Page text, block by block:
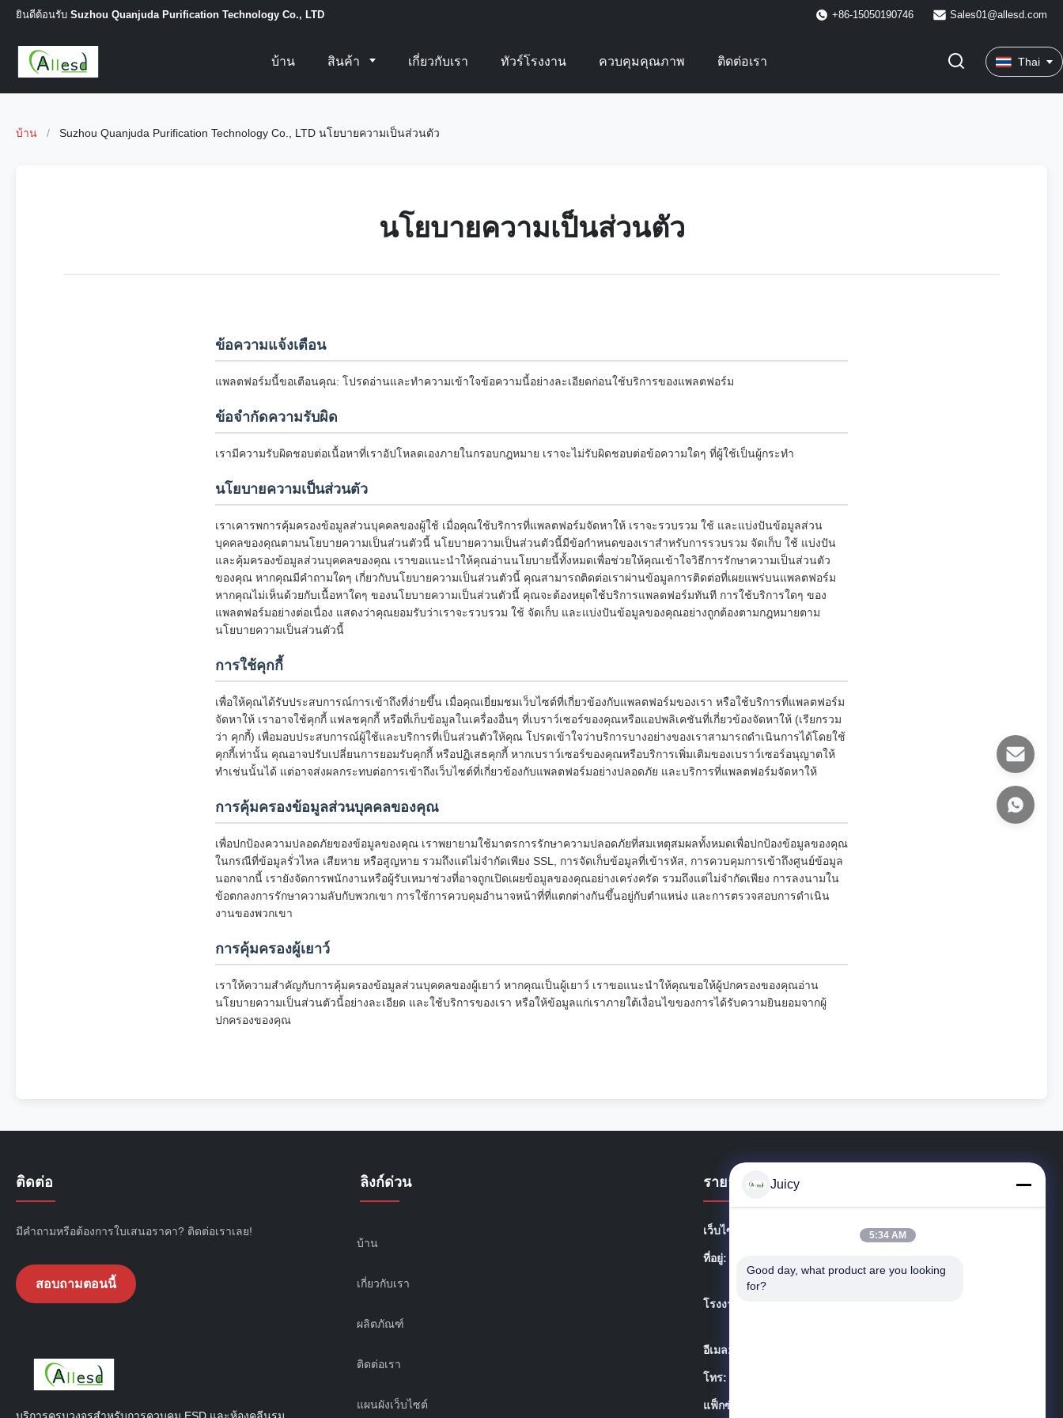
ยินดีต้อนรับ Suzhou Quanjuda Purification Technology Co., LTD +86-15050190746 Sales01@allesd.com
บ้าน สินค้า เกี่ยวกับเรา ทัวร์โรงงาน ควบคุมคุณภาพ ติดต่อเรา Thai
บ้าน / Suzhou Quanjuda Purification Technology Co., LTD นโยบายความเป็นส่วนตัว
นโยบายความเป็นส่วนตัว
ข้อความแจ้งเตือน
แพลตฟอร์มนี้ขอเตือนคุณ: โปรดอ่านและทำความเข้าใจข้อความนี้อย่างละเอียดก่อนใช้บริการของแพลตฟอร์ม
ข้อจำกัดความรับผิด
เรามีความรับผิดชอบต่อเนื้อหาที่เราอัปโหลดเองภายในกรอบกฎหมาย เราจะไม่รับผิดชอบต่อข้อความใดๆ ที่ผู้ใช้เป็นผู้กระทำ
นโยบายความเป็นส่วนตัว
เราเคารพการคุ้มครองข้อมูลส่วนบุคคลของผู้ใช้ เมื่อคุณใช้บริการที่แพลตฟอร์มจัดหาให้ เราจะรวบรวม ใช้ และแบ่งปันข้อมูลส่วน
บุคคลของคุณตามนโยบายความเป็นส่วนตัวนี้ นโยบายความเป็นส่วนตัวนี้มีข้อกำหนดของเราสำหรับการรวบรวม จัดเก็บ ใช้ แบ่งปัน
และคุ้มครองข้อมูลส่วนบุคคลของคุณ เราขอแนะนำให้คุณอ่านนโยบายนี้ทั้งหมดเพื่อช่วยให้คุณเข้าใจวิธีการรักษาความเป็นส่วนตัว
ของคุณ หากคุณมีคำถามใดๆ เกี่ยวกับนโยบายความเป็นส่วนตัวนี้ คุณสามารถติดต่อเราผ่านข้อมูลการติดต่อที่เผยแพร่บนแพลตฟอร์ม
หากคุณไม่เห็นด้วยกับเนื้อหาใดๆ ของนโยบายความเป็นส่วนตัวนี้ คุณจะต้องหยุดใช้บริการแพลตฟอร์มทันที การใช้บริการใดๆ ของ
แพลตฟอร์มอย่างต่อเนื่อง แสดงว่าคุณยอมรับว่าเราจะรวบรวม ใช้ จัดเก็บ และแบ่งปันข้อมูลของคุณอย่างถูกต้องตามกฎหมายตาม
นโยบายความเป็นส่วนตัวนี้
การใช้คุกกี้
เพื่อให้คุณได้รับประสบการณ์การเข้าถึงที่ง่ายขึ้น เมื่อคุณเยี่ยมชมเว็บไซต์ที่เกี่ยวข้องกับแพลตฟอร์มของเรา หรือใช้บริการที่แพลตฟอร์ม
จัดหาให้ เราอาจใช้คุกกี้ แฟลชคุกกี้ หรือที่เก็บข้อมูลในเครื่องอื่นๆ ที่เบราว์เซอร์ของคุณหรือแอปพลิเคชันที่เกี่ยวข้องจัดหาให้ (เรียกรวม
ว่า คุกกี้) เพื่อมอบประสบการณ์ผู้ใช้และบริการที่เป็นส่วนตัวให้คุณ โปรดเข้าใจว่าบริการบางอย่างของเราสามารถดำเนินการได้โดยใช้
คุกกี้เท่านั้น คุณอาจปรับเปลี่ยนการยอมรับคุกกี้ หรือปฏิเสธคุกกี้ หากเบราว์เซอร์ของคุณหรือบริการเพิ่มเติมของเบราว์เซอร์อนุญาตให้
ทำเช่นนั้นได้ แต่อาจส่งผลกระทบต่อการเข้าถึงเว็บไซต์ที่เกี่ยวข้องกับแพลตฟอร์มอย่างปลอดภัย และบริการที่แพลตฟอร์มจัดหาให้
การคุ้มครองข้อมูลส่วนบุคคลของคุณ
เพื่อปกป้องความปลอดภัยของข้อมูลของคุณ เราพยายามใช้มาตรการรักษาความปลอดภัยที่สมเหตุสมผลทั้งหมดเพื่อปกป้องข้อมูลของคุณ
ในกรณีที่ข้อมูลรั่วไหล เสียหาย หรือสูญหาย รวมถึงแต่ไม่จำกัดเพียง SSL, การจัดเก็บข้อมูลที่เข้ารหัส, การควบคุมการเข้าถึงศูนย์ข้อมูล
นอกจากนี้ เรายังจัดการพนักงานหรือผู้รับเหมาช่วงที่อาจถูกเปิดเผยข้อมูลของคุณอย่างเคร่งครัด รวมถึงแต่ไม่จำกัดเพียง การลงนามใน
ข้อตกลงการรักษาความลับกับพวกเขา การใช้การควบคุมอำนาจหน้าที่ที่แตกต่างกันขึ้นอยู่กับตำแหน่ง และการตรวจสอบการดำเนิน
งานของพวกเขา
การคุ้มครองผู้เยาว์
เราให้ความสำคัญกับการคุ้มครองข้อมูลส่วนบุคคลของผู้เยาว์ หากคุณเป็นผู้เยาว์ เราขอแนะนำให้คุณขอให้ผู้ปกครองของคุณอ่าน
นโยบายความเป็นส่วนตัวนี้อย่างละเอียด และใช้บริการของเรา หรือให้ข้อมูลแก่เราภายใต้เงื่อนไขของการได้รับความยินยอมจากผู้
ปกครองของคุณ
ติดต่อ
มีคำถามหรือต้องการใบเสนอราคา? ติดต่อเราเลย!
สอบถามตอนนี้
ลิงก์ด่วน
บ้าน
เกี่ยวกับเรา
ผลิตภัณฑ์
ติดต่อเรา
แผนผังเว็บไซต์
รายละเอียดการติดต่อ
เว็บไซต์: esdsafematerials.com
ที่อยู่:
ลเจียงซู, ประเทศจีน
โรงงาน:
อีเมล:
โทร:
แฟ็กซ์:
Juicy
5:34 AM
Good day, what product are you looking
for?